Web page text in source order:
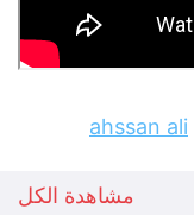
ahssan ali
مشاهدة الكل